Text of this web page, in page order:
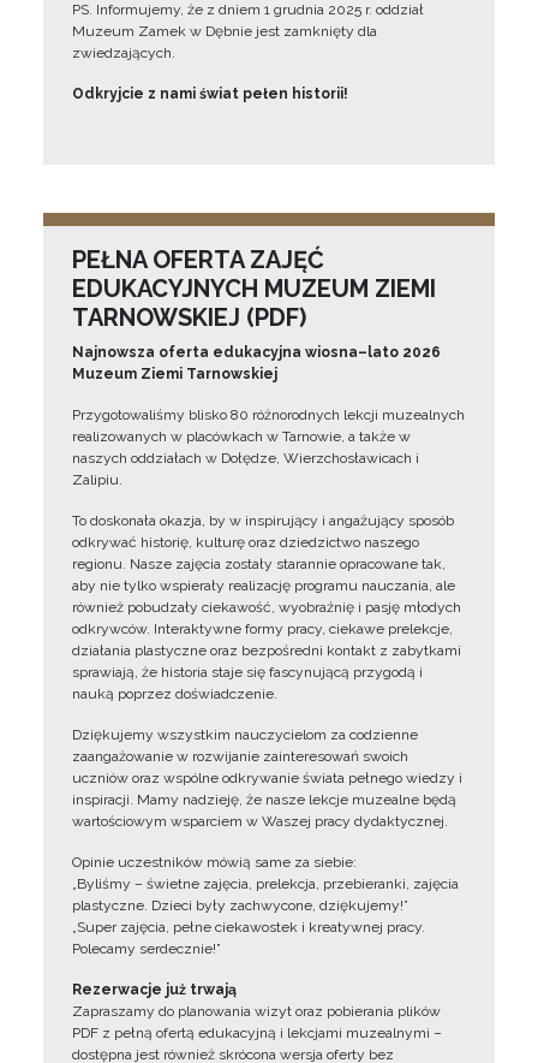
PS. Informujemy, że z dniem 1 grudnia 2025 r. oddział
Muzeum Zamek w Dębnie jest zamknięty dla
zwiedzających.
Odkryjcie z nami świat pełen historii!
PEŁNA OFERTA ZAJĘĆ
EDUKACYJNYCH MUZEUM ZIEMI
TARNOWSKIEJ (PDF)
Najnowsza oferta edukacyjna wiosna–lato 2026
Muzeum Ziemi Tarnowskiej
Przygotowaliśmy blisko 80 różnorodnych lekcji muzealnych
realizowanych w placówkach w Tarnowie, a także w
naszych oddziałach w Dołędze, Wierzchosławicach i
Zalipiu.
To doskonała okazja, by w inspirujący i angażujący sposób
odkrywać historię, kulturę oraz dziedzictwo naszego
regionu. Nasze zajęcia zostały starannie opracowane tak,
aby nie tylko wspierały realizację programu nauczania, ale
również pobudzały ciekawość, wyobraźnię i pasję młodych
odkrywców. Interaktywne formy pracy, ciekawe prelekcje,
działania plastyczne oraz bezpośredni kontakt z zabytkami
sprawiają, że historia staje się fascynującą przygodą i
nauką poprzez doświadczenie.
Dziękujemy wszystkim nauczycielom za codzienne
zaangażowanie w rozwijanie zainteresowań swoich
uczniów oraz wspólne odkrywanie świata pełnego wiedzy i
inspiracji. Mamy nadzieję, że nasze lekcje muzealne będą
wartościowym wsparciem w Waszej pracy dydaktycznej.
Opinie uczestników mówią same za siebie:
„Byliśmy – świetne zajęcia, prelekcja, przebieranki, zajęcia
plastyczne. Dzieci były zachwycone, dziękujemy!”
„Super zajęcia, pełne ciekawostek i kreatywnej pracy.
Polecamy serdecznie!”
Rezerwacje już trwają
Zapraszamy do planowania wizyt oraz pobierania plików
PDF z pełną ofertą edukacyjną i lekcjami muzealnymi –
dostępna jest również skrócona wersja oferty bez